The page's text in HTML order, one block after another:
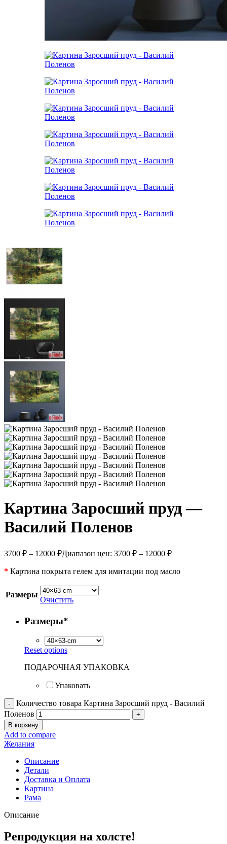
Картина Заросший пруд —
Василий Поленов
3700 ₽ – 12000 ₽Диапазон цен: 3700 ₽ – 12000 ₽
* Картина покрыта гелем для имитации под масло
Размеры
Очистить
Размеры*
Reset options
ПОДАРОЧНАЯ УПАКОВКА
Упаковать
Количество товара Картина Заросший пруд - Василий
Поленов
В корзину
Add to compare
Желания
Описание
Детали
Доставка и Оплата
Картина
Рама
Описание
Репродукция на холсте!